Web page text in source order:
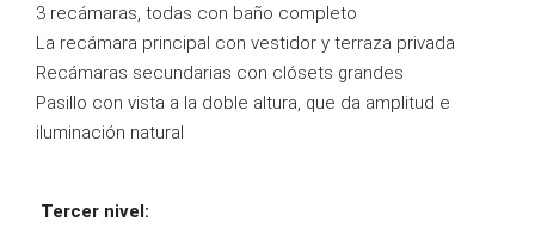
3 recámaras, todas con baño completo
La recámara principal con vestidor y terraza privada
Recámaras secundarias con clósets grandes
Pasillo con vista a la doble altura, que da amplitud e
iluminación natural
Tercer nivel: